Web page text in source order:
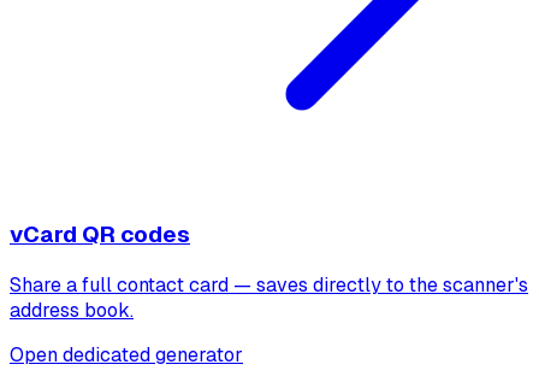
vCard QR codes
Share a full contact card — saves directly to the scanner's
address book.
Open dedicated generator